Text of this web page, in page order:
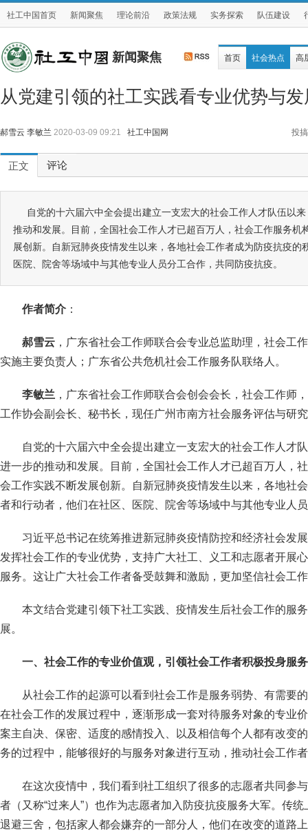
社工中国首页 新闻聚焦 理论前沿 政策法规 实务探索 队伍建设
新闻聚焦 首页 社会热点 高
从党建引领的社工实践看专业优势与发
郝雪云 李敏兰 2020-03-09 09:21 社工中国网 投搞
正文 评论
自党的十六届六中全会提出建立一支宏大的社会工作人才队伍以
推动和发展。目前，全国社会工作人才已超百万人，社会工作服务机
展创新。自新冠肺炎疫情发生以来，各地社会工作者成为防疫抗疫的
医院、院舍等场域中与其他专业人员分工合作，共同防疫抗疫。
作者简介 ：
郝雪云 ，广东省社会工作师联合会专业总监助理，社会工
实施主要负责人；广东省公共危机社会工作服务队联络人。
李敏兰 ，广东省社会工作师联合会创会会长，社会工作师
工作协会副会长、秘书长，现任广州市南方社会服务评估与研
自党的十六届六中全会提出建立一支宏大的社会工作人才
进一步的推动和发展。目前，全国社会工作人才已超百万人，
会工作实践不断发展创新。自新冠肺炎疫情发生以来，各地社
者和行动者，他们在社区、医院、院舍等场域中与其他专业人
习近平总书记在统筹推进新冠肺炎疫情防控和经济社会发
发挥社会工作的专业优势，支持广大社工、义工和志愿者开展
服务。这让广大社会工作者备受鼓舞和激励，更加坚信社会工
本文结合党建引领下社工实践、疫情发生后社会工作的服
展。
一、社会工作的专业价值观，引领社会工作者积极投身服务
从社会工作的起源可以看到社会工作是服务弱势、有需要
在社会工作的发展过程中，逐渐形成一套对待服务对象的专业
案主自决、保密、适度的感情投入、以及相信每个人都有改变
务的过程中，能够很好的与服务对象进行互动，推动社会工作
在这次疫情中，我们看到社工组织了很多的志愿者共同参
者（又称“过来人”）也作为志愿者加入防疫抗疫服务大军。传
退避三舍，包括家人都会嫌弃的一部分人，他们在改变的道路